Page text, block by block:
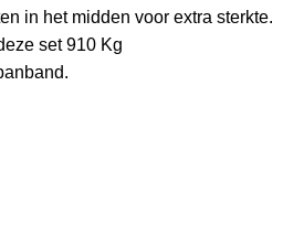
in het midden voor extra sterkte.
set 910 Kg